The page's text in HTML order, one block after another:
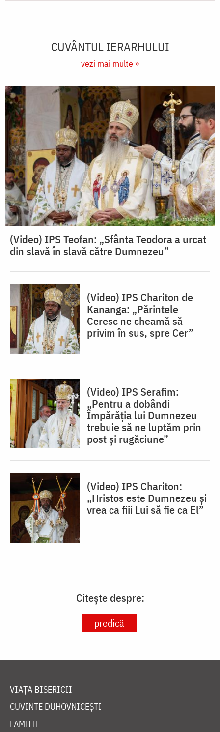
CUVÂNTUL IERARHULUI
vezi mai multe »
(Video) IPS Teofan: „Sfânta Teodora a urcat
din slavă în slavă către Dumnezeu”
(Video) IPS Chariton de
Kananga: „Părintele
Ceresc ne cheamă să
privim în sus, spre Cer”
(Video) IPS Serafim:
„Pentru a dobândi
Împărăția lui Dumnezeu
trebuie să ne luptăm prin
post și rugăciune”
(Video) IPS Chariton:
„Hristos este Dumnezeu și
vrea ca fiii Lui să fie ca El”
Citește despre:
predică
VIAȚA BISERICII
CUVINTE DUHOVNICEȘTI
FAMILIE